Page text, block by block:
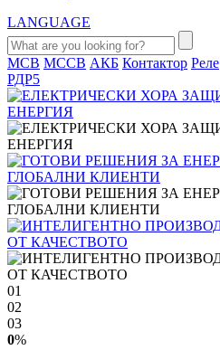
LANGUAGE
MCB MCCB АКБ Контактор Реле
РДР5
01
02
03
0%